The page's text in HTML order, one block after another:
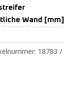
Wand [mm]
18783